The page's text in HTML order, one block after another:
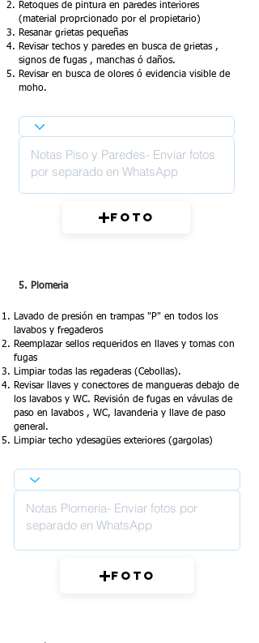
Retoques de pintura en paredes interiores
(material proprcionado por el propietario)
Resanar grietas pequeñas
Revisar techos y paredes en busca de grietas ,
signos de fugas , manchas ó daños.
Revisar en busca de olores ó evidencia visible de
moho.
Foto
5. Plomeria
Lavado de presión en trampas "P" en todos los
lavabos y fregaderos
Reemplazar sellos requeridos en llaves y tomas con
fugas
Limpiar todas las regaderas (Cebollas).
Revisar llaves y conectores de mangueras debajo de
los lavabos y WC. Revisión de fugas en vávulas de
paso en lavabos , WC, lavanderia y llave de paso
general.
Limpiar techo ydesagües exteriores (gargolas)
Foto